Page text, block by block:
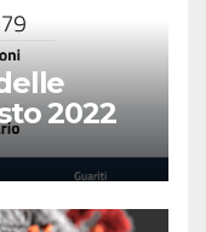
2022